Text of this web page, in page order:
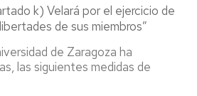
k) Velará por el ejercicio de
de sus miembros”
de Zaragoza ha
las siguientes medidas de